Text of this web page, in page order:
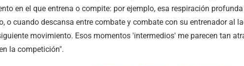
en el que entrena o compite: por ejemplo, esa respiración
o cuando descansa entre combate y combate con su entrenador al
movimiento. Esos momentos 'intermedios' me parecen tan
la competición".